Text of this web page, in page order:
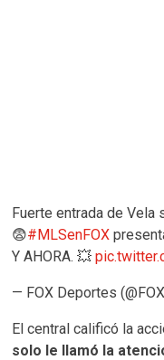
Fuerte entrada de Vela
😨#MLSenFOX
Y AHORA. 💥
— FOX Deportes
El central calificó la
solo le llamó la